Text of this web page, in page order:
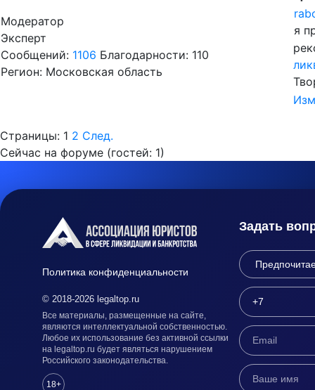
Модератор
Эксперт
Сообщений: 1106 Благодарности: 110
Регион: Московская область
я
Страницы: 1 2 След.
Сейчас на форуме (гостей: 1)
Политика конфиденциальности
© 2018-2026 legaltop.ru
Все материалы, размещенные на сайте,
являются интеллектуальной собственностью.
Любое их использование без активной ссылки
на legaltop.ru будет являться нарушением
Российского законодательства.
18+
Задать